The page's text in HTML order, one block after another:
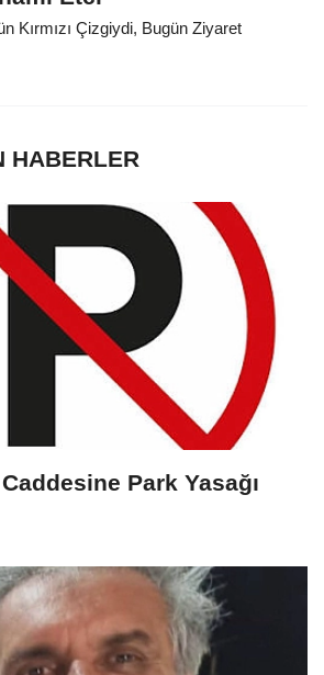
Kırmızı Çizgiydi, Bugün Ziyaret
HABERLER
Park Yasağı